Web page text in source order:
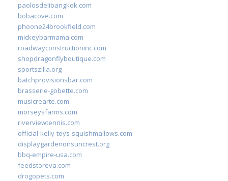
paolosdelibangkok.com
bobacove.com
phoone24brookfield.com
mickeybarmama.com
roadwayconstructioninc.com
shopdragonflyboutique.com
sportszilla.org
batchprovisionsbar.com
brasserie-gobette.com
musicrearte.com
morseysfarms.com
riverviewtennis.com
official-kelly-toys-squishmallows.com
displaygardenonsuncrest.org
bbq-empire-usa.com
feedstoreva.com
drogopets.com